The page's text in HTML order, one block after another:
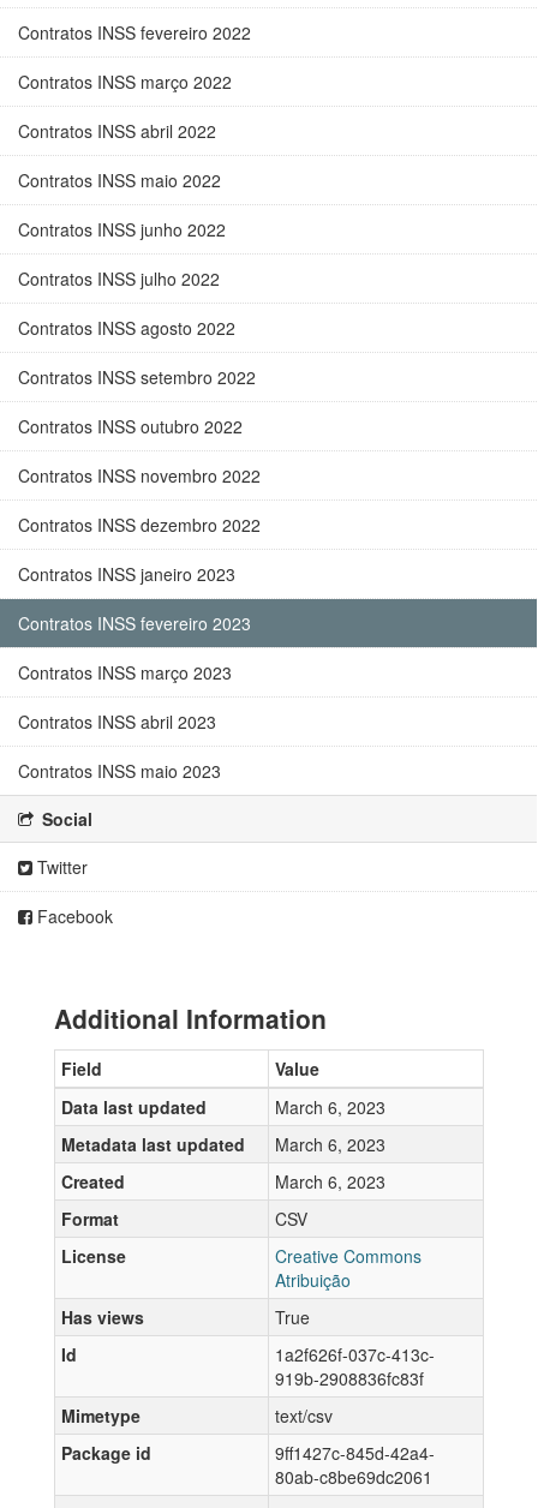
Contratos INSS fevereiro 2022
Contratos INSS março 2022
Contratos INSS abril 2022
Contratos INSS maio 2022
Contratos INSS junho 2022
Contratos INSS julho 2022
Contratos INSS agosto 2022
Contratos INSS setembro 2022
Contratos INSS outubro 2022
Contratos INSS novembro 2022
Contratos INSS dezembro 2022
Contratos INSS janeiro 2023
Contratos INSS fevereiro 2023
Contratos INSS março 2023
Contratos INSS abril 2023
Contratos INSS maio 2023
Social
Twitter
Facebook
Additional Information
Field
Value
Data last updated
March 6, 2023
Metadata last updated
March 6, 2023
Created
March 6, 2023
Format
CSV
License
Creative Commons
Atribuição
Has views
True
Id
1a2f626f-037c-413c-
919b-2908836fc83f
Mimetype
text/csv
Package id
9ff1427c-845d-42a4-
80ab-c8be69dc2061